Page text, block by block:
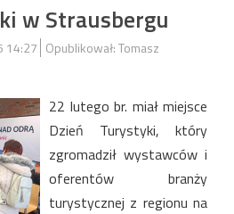
w Strausbergu
14:27 Opublikował: Tomasz
22 lutego br. miał miejsce
Dzień Turystyki, który
zgromadził wystawców i
oferentów branży
turystycznej z regionu na